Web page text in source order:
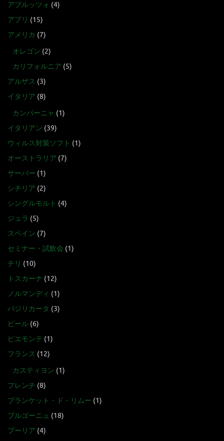
アブルッツォ (4)
アプリ (15)
アメリカ (7)
オレゴン (2)
カリフォルニア (5)
アルザス (3)
イタリア (8)
カンパーニャ (1)
イタリアン (39)
ウィルス対策ソフト (1)
オーストラリア (7)
サーバー (1)
シチリア (2)
シングルモルト (4)
ジュラ (5)
スペイン (7)
セミナー・試飲会 (1)
チリ (10)
トスカーナ (12)
ノルマンディ (1)
バジリカータ (3)
ビール (6)
ピエモンテ (1)
フランス (12)
カスティヨン (1)
フレンチ (8)
ブランケット・ド・リムー (1)
ブルゴーニュ (18)
プーリア (4)